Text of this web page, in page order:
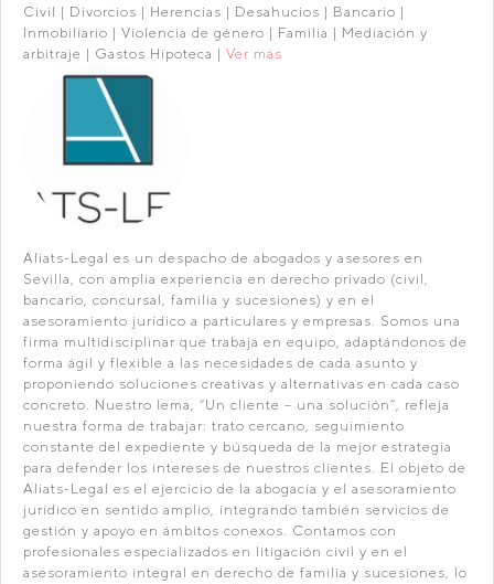
Civil | Divorcios | Herencias | Desahucios | Bancario |
Inmobiliario | Violencia de género | Familia | Mediación y
arbitraje | Gastos Hipoteca | Ver más
Aliats-Legal es un despacho de abogados y asesores en
Sevilla, con amplia experiencia en derecho privado (civil,
bancario, concursal, familia y sucesiones) y en el
asesoramiento jurídico a particulares y empresas. Somos una
firma multidisciplinar que trabaja en equipo, adaptándonos de
forma ágil y flexible a las necesidades de cada asunto y
proponiendo soluciones creativas y alternativas en cada caso
concreto. Nuestro lema, “Un cliente – una solución”, refleja
nuestra forma de trabajar: trato cercano, seguimiento
constante del expediente y búsqueda de la mejor estrategia
para defender los intereses de nuestros clientes. El objeto de
Aliats-Legal es el ejercicio de la abogacía y el asesoramiento
jurídico en sentido amplio, integrando también servicios de
gestión y apoyo en ámbitos conexos. Contamos con
profesionales especializados en litigación civil y en el
asesoramiento integral en derecho de familia y sucesiones, lo